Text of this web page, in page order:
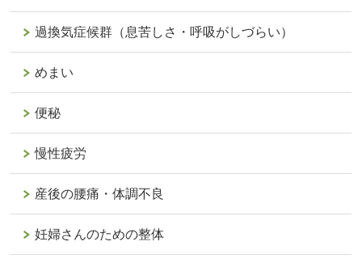
過換気症候群（息苦しさ・呼吸がしづらい）
めまい
便秘
慢性疲労
産後の腰痛・体調不良
妊婦さんのための整体